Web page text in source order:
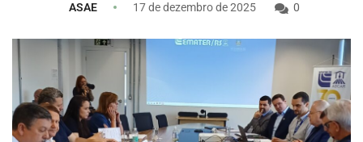
ASAE 17 de dezembro de 2025 0